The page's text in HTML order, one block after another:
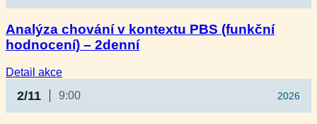
postupy
–
3denní
Analýza chování v kontextu PBS (funkční
hodnocení) – 2denní
Detail akce:
chování
2/11 2026
9:00